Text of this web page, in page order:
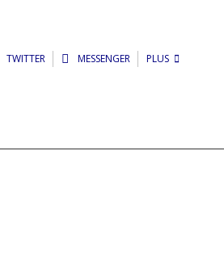
TWITTER MESSENGER PLUS